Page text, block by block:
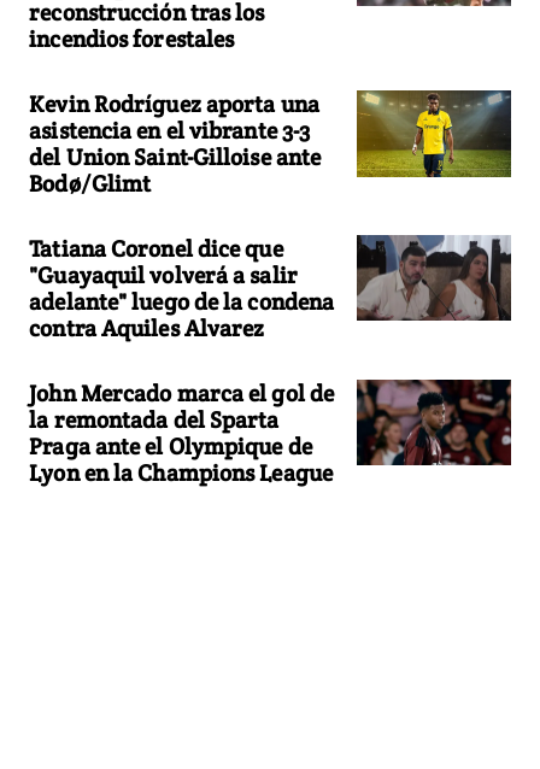
reconstrucción tras los
incendios forestales
Kevin Rodríguez aporta una
asistencia en el vibrante 3-3
del Union Saint-Gilloise ante
Bodø/Glimt
Tatiana Coronel dice que
"Guayaquil volverá a salir
adelante" luego de la condena
contra Aquiles Alvarez
John Mercado marca el gol de
la remontada del Sparta
Praga ante el Olympique de
Lyon en la Champions League